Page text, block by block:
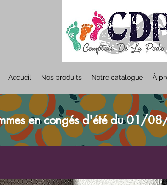
Accueil Nos produits Notre catalogue À
en congés d'été du 01/